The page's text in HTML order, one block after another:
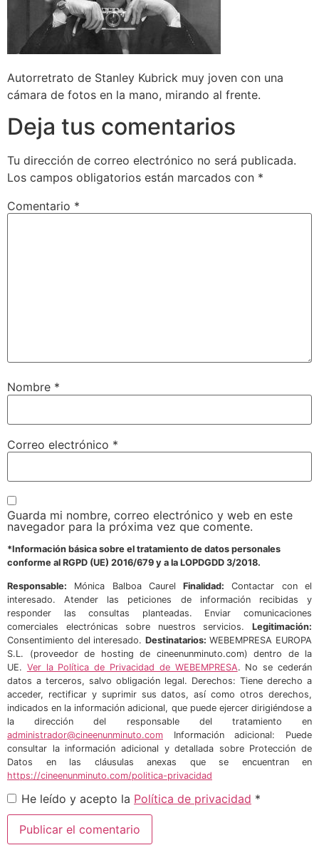
Autorretrato de Stanley Kubrick muy joven con una
cámara de fotos en la mano, mirando al frente.
Deja tus comentarios
Tu dirección de correo electrónico no será publicada.
Los campos obligatorios están marcados con *
Comentario *
Nombre *
Correo electrónico *
Guarda mi nombre, correo electrónico y web en este
navegador para la próxima vez que comente.
*Información básica sobre el tratamiento de datos personales
conforme al RGPD (UE) 2016/679 y a la LOPDGDD 3/2018.
Responsable: Mónica Balboa CaurelFinalidad: Contactar con el
interesado. Atender las peticiones de información recibidas y
responder las consultas planteadas. Enviar comunicaciones
comerciales electrónicas sobre nuestros servicios. Legitimación:
Consentimiento del interesado. Destinatarios: WEBEMPRESA EUROPA
S.L. (proveedor de hosting de cineenunminuto.com) dentro de la
UE. Ver la Política de Privacidad de WEBEMPRESA. No se cederán
datos a terceros, salvo obligación legal. Derechos: Tiene derecho a
acceder, rectificar y suprimir sus datos, así como otros derechos,
indicados en la información adicional, que puede ejercer dirigiéndose a
la dirección del responsable del tratamiento en
administrador@cineenunminuto.com Información adicional: Puede
consultar la información adicional y detallada sobre Protección de
Datos en las cláusulas anexas que se encuentran en
https://cineenunminuto.com/politica-privacidad
He leído y acepto la Política de privacidad *